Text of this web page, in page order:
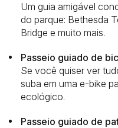
Um guia amigável
do parque: Bethesda
Bridge e muito mais.
Passeio guiado de
Se você quiser ver
suba em uma e-bike
ecológico.
Passeio guiado de